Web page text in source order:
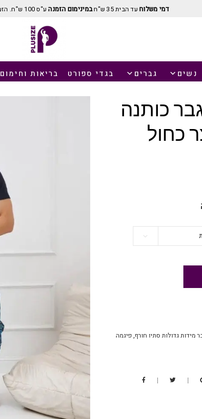
דמי משלוחעד הבית 35 ש"ח במינימום הזמנהע"ס 100 ש"ח. הזמנה מעל
נשים גברים בגדי ספורט בריאות וחימום
כותנה
כחול
מידות גדולות סתיו חורף, פיגמה